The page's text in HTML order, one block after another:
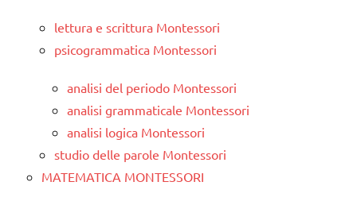
lettura e scrittura Montessori
psicogrammatica Montessori
analisi del periodo Montessori
analisi grammaticale Montessori
analisi logica Montessori
studio delle parole Montessori
MATEMATICA MONTESSORI